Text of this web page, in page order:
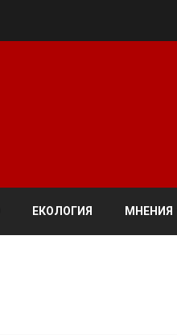
ЕКОЛОГИЯ МНЕНИЯ